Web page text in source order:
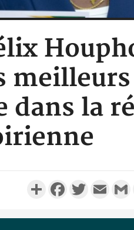
dans la
PartagerFacebookTwitterEmail